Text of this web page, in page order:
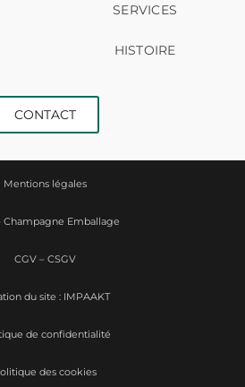
SERVICES
HISTOIRE
CONTACT
Mentions légales
Champagne Emballage
CGV – CSGV
de confidentialité
des cookies
du site : IMPAAKT